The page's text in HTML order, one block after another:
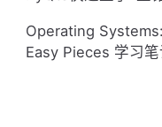
Operating
Easy Pieces 学习笔